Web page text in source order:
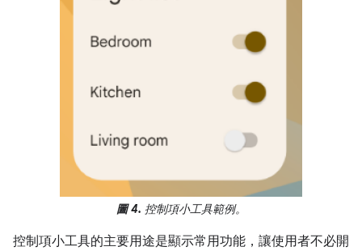
圖 4. 控制項小工具範例。
控制項小工具的主要用途是顯示常用功能，讓使用者不必開